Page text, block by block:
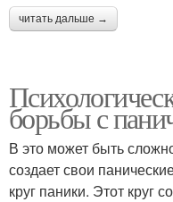
читать дальше →
борьбы с
В это может быть
создает свои
круг паники. Этот круг